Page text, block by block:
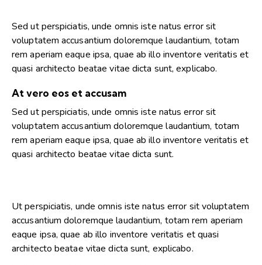
Sed ut perspiciatis, unde omnis iste natus error sit
voluptatem accusantium doloremque laudantium, totam
rem aperiam eaque ipsa, quae ab illo inventore veritatis et
quasi architecto beatae vitae dicta sunt, explicabo.
At vero eos et accusam
Sed ut perspiciatis, unde omnis iste natus error sit
voluptatem accusantium doloremque laudantium, totam
rem aperiam eaque ipsa, quae ab illo inventore veritatis et
quasi architecto beatae vitae dicta sunt.
Ut perspiciatis, unde omnis iste natus error sit voluptatem
accusantium doloremque laudantium, totam rem aperiam
eaque ipsa, quae ab illo inventore veritatis et quasi
architecto beatae vitae dicta sunt, explicabo.